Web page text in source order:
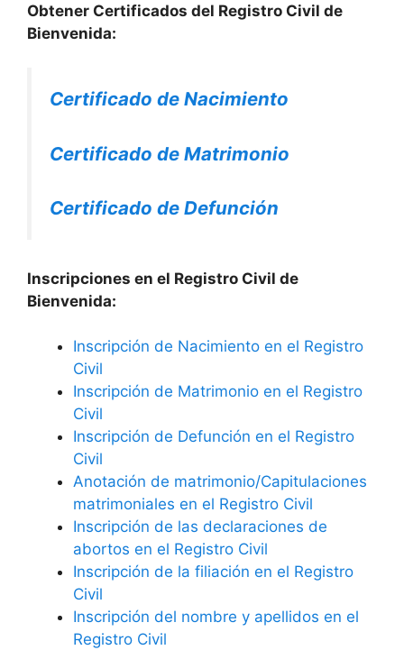
Obtener Certificados del Registro Civil de
Bienvenida:
Certificado de Nacimiento
Certificado de Matrimonio
Certificado de Defunción
Inscripciones en el Registro Civil de
Bienvenida:
Inscripción de Nacimiento en el Registro
Civil
Inscripción de Matrimonio en el Registro
Civil
Inscripción de Defunción en el Registro
Civil
Anotación de matrimonio/Capitulaciones
matrimoniales en el Registro Civil
Inscripción de las declaraciones de
abortos en el Registro Civil
Inscripción de la filiación en el Registro
Civil
Inscripción del nombre y apellidos en el
Registro Civil